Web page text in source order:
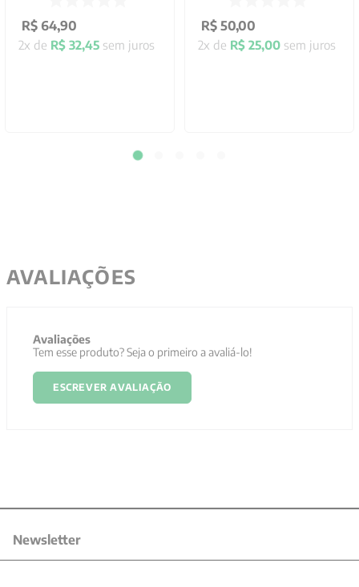
R$ 64,90
2x de R$ 32,45 sem juros
R$ 50,00
2x de R$ 25,00 sem juros
AVALIAÇÕES
Avaliações
Tem esse produto? Seja o primeiro a avaliá-lo!
ESCREVER AVALIAÇÃO
Newsletter